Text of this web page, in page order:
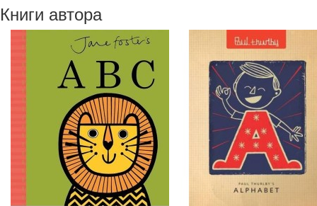
Книги автора